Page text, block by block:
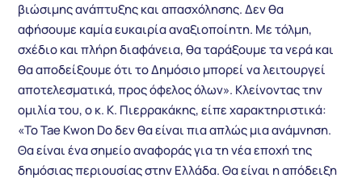
βιώσιμης ανάπτυξης και απασχόλησης. Δεν θα
αφήσουμε καμία ευκαιρία αναξιοποίητη. Με τόλμη,
σχέδιο και πλήρη διαφάνεια, θα ταράξουμε τα νερά και
θα αποδείξουμε ότι το Δημόσιο μπορεί να λειτουργεί
αποτελεσματικά, προς όφελος όλων». Κλείνοντας την
ομιλία του, ο κ. Κ. Πιερρακάκης, είπε χαρακτηριστικά:
«Το Tae Kwon Do δεν θα είναι πια απλώς μια ανάμνηση.
Θα είναι ένα σημείο αναφοράς για τη νέα εποχή της
δημόσιας περιουσίας στην Ελλάδα. Θα είναι η απόδειξη